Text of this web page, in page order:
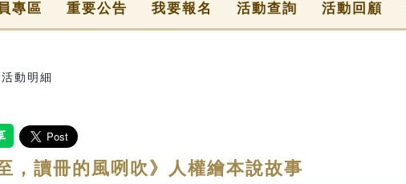
專區 重要公告 我要報名 活動查詢 活動回顧
動明細
，讀冊的風咧吹》人權繪本說故事